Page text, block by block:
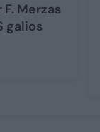
Merzas
galios